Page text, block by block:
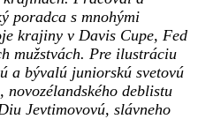
poradca s mnohými
krajiny v Davis Cupe, Fed
mužstvách. Pre ilustráciu
a bývalú juniorskú svetovú
deblistu
Jevtimovovú, slávneho